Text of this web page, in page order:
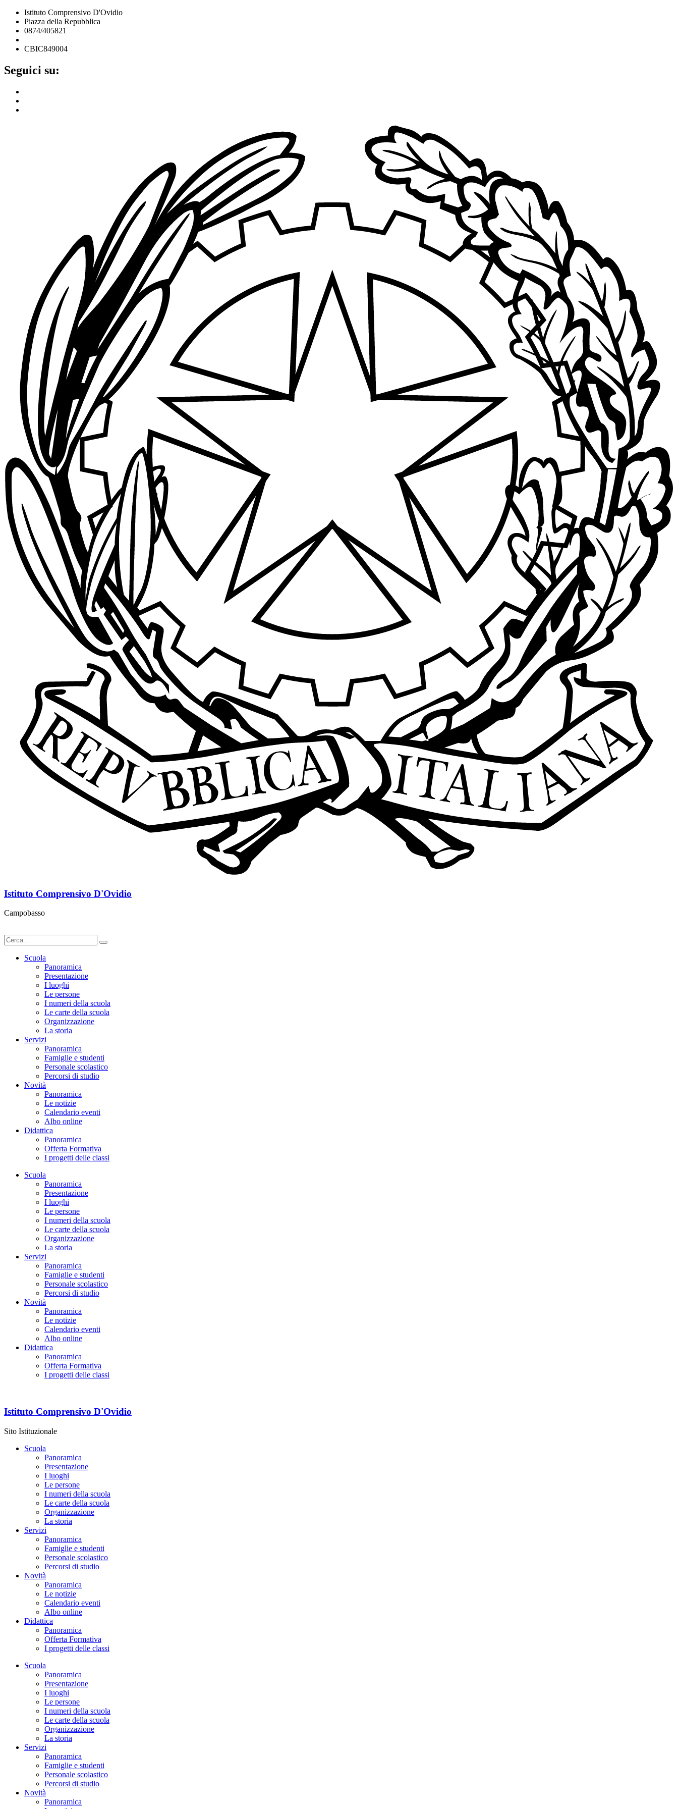
Istituto Comprensivo D'Ovidio
Piazza della Repubblica
0874/405821
CBIC849004
Seguici su:
Istituto Comprensivo D'Ovidio
Campobasso
Scuola
Panoramica
Presentazione
I luoghi
Le persone
I numeri della scuola
Le carte della scuola
Organizzazione
La storia
Servizi
Panoramica
Famiglie e studenti
Personale scolastico
Percorsi di studio
Novità
Panoramica
Le notizie
Calendario eventi
Albo online
Didattica
Panoramica
Offerta Formativa
I progetti delle classi
Scuola
Panoramica
Presentazione
I luoghi
Le persone
I numeri della scuola
Le carte della scuola
Organizzazione
La storia
Servizi
Panoramica
Famiglie e studenti
Personale scolastico
Percorsi di studio
Novità
Panoramica
Le notizie
Calendario eventi
Albo online
Didattica
Panoramica
Offerta Formativa
I progetti delle classi
Istituto Comprensivo D'Ovidio
Sito Istituzionale
Scuola
Panoramica
Presentazione
I luoghi
Le persone
I numeri della scuola
Le carte della scuola
Organizzazione
La storia
Servizi
Panoramica
Famiglie e studenti
Personale scolastico
Percorsi di studio
Novità
Panoramica
Le notizie
Calendario eventi
Albo online
Didattica
Panoramica
Offerta Formativa
I progetti delle classi
Scuola
Panoramica
Presentazione
I luoghi
Le persone
I numeri della scuola
Le carte della scuola
Organizzazione
La storia
Servizi
Panoramica
Famiglie e studenti
Personale scolastico
Percorsi di studio
Novità
Panoramica